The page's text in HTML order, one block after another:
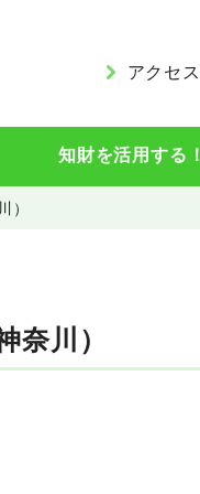
アクセス
知財を活用する！
）
奈川）